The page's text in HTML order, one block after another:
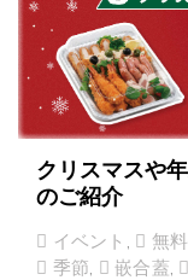
クリスマスや
のご紹介
イベント , 無
季節, 嵌合蓋,